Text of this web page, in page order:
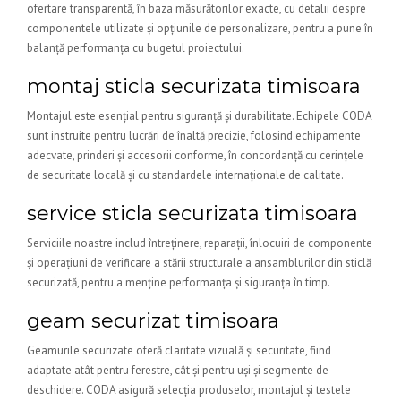
ofertare transparentă, în baza măsurătorilor exacte, cu detalii despre
componentele utilizate și opțiunile de personalizare, pentru a pune în
balanță performanța cu bugetul proiectului.
montaj sticla securizata timisoara
Montajul este esențial pentru siguranță și durabilitate. Echipele CODA
sunt instruite pentru lucrări de înaltă precizie, folosind echipamente
adecvate, prinderi și accesorii conforme, în concordanță cu cerințele
de securitate locală și cu standardele internaționale de calitate.
service sticla securizata timisoara
Serviciile noastre includ întreținere, reparații, înlocuiri de componente
și operațiuni de verificare a stării structurale a ansamblurilor din sticlă
securizată, pentru a menține performanța și siguranța în timp.
geam securizat timisoara
Geamurile securizate oferă claritate vizuală și securitate, fiind
adaptate atât pentru ferestre, cât și pentru uși și segmente de
deschidere. CODA asigură selecția produselor, montajul și testele